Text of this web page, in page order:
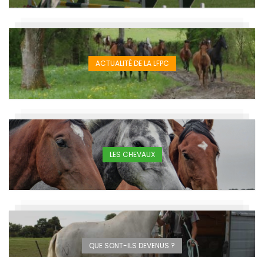
ACTUALITÉ DE LA LFPC
LES CHEVAUX
QUE SONT-ILS DEVENUS ?